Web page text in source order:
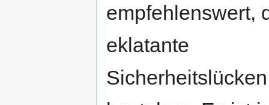
empfehlenswert,
eklatante